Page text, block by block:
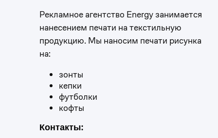
Рекламное агентство Energy занимается
нанесением печати на текстильную
продукцию. Мы наносим печати рисунка
на:
зонты
кепки
футболки
кофты
Контакты: